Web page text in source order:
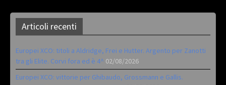
Articoli recenti
Europei XCO: titoli a Aldridge, Frei e Hutter. Argento per Zanotti
tra gli Elite. Corvi fora ed è 4^ 02/08/2026
Europei XCO: vittorie per Ghibaudo, Grossmann e Gallis.